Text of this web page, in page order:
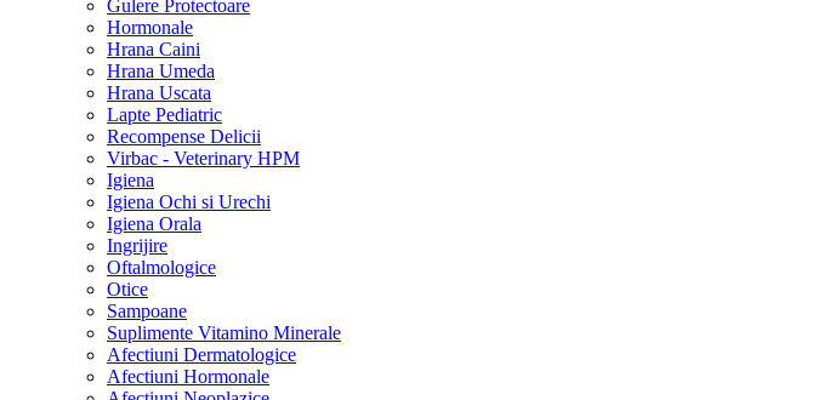
Gulere Protectoare
Hormonale
Hrana Caini
Hrana Umeda
Hrana Uscata
Lapte Pediatric
Recompense Delicii
Virbac - Veterinary HPM
Igiena
Igiena Ochi si Urechi
Igiena Orala
Ingrijire
Oftalmologice
Otice
Sampoane
Suplimente Vitamino Minerale
Afectiuni Dermatologice
Afectiuni Hormonale